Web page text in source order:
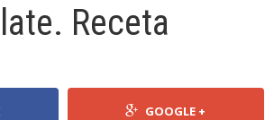
Receta
GOOGLE +